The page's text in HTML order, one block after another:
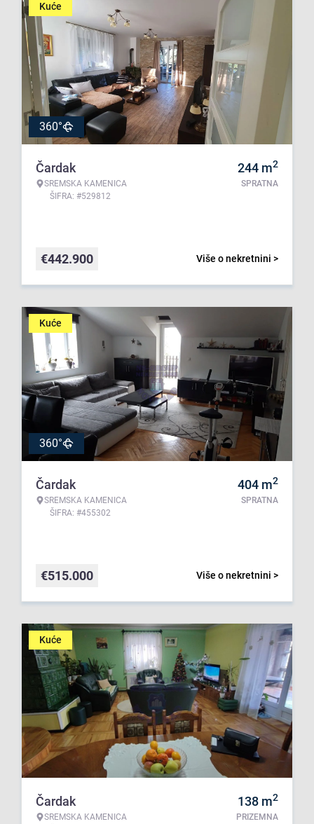
Kuće
360°
Čardak
SREMSKA KAMENICA
ŠIFRA: #529812
244 m2
SPRATNA
Više o nekretnini >
€442.900
Kuće
360°
Čardak
SREMSKA KAMENICA
ŠIFRA: #455302
404 m2
SPRATNA
Više o nekretnini >
€515.000
Kuće
Čardak
SREMSKA KAMENICA
138 m2
PRIZEMNA